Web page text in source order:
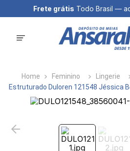
Frete grátis Todo Brasil —
Feminino Lingerie
Estruturado Duloren 121548 Jéssica